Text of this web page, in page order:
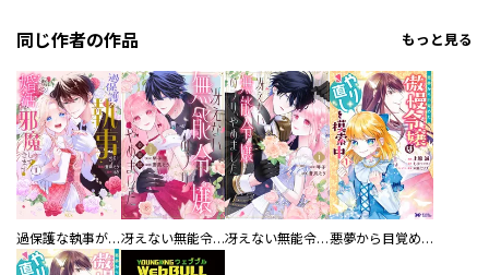
同じ作者の作品 もっと見る
過保護な執事が私の婚活を邪魔してきます！ 冴えない無能令嬢のフリ、やめました 分冊版 冴えない無能令嬢のフリ、やめました 悪夢から目覚めた傲慢令嬢はやり直しを模索中（コミック）